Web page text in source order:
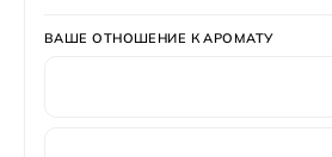
ВАШЕ ОТНОШЕНИЕ К АРОМАТУ